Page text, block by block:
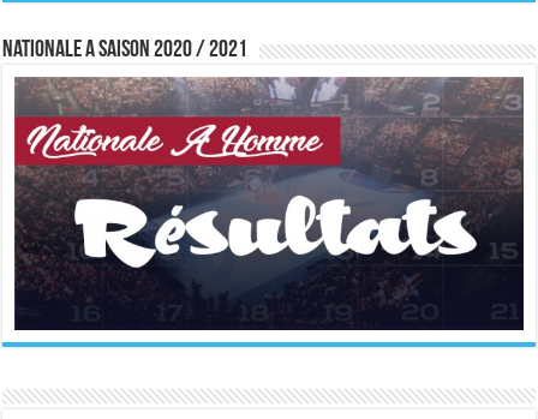
Nationale A saison 2020 / 2021